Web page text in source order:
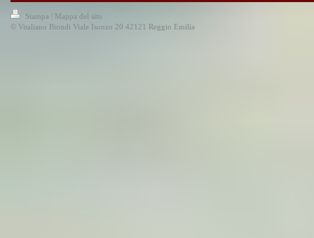
Stampa
Mappa del sito
© Vitaliano Biondi Viale Isonzo 20 42121 Reggio Emilia